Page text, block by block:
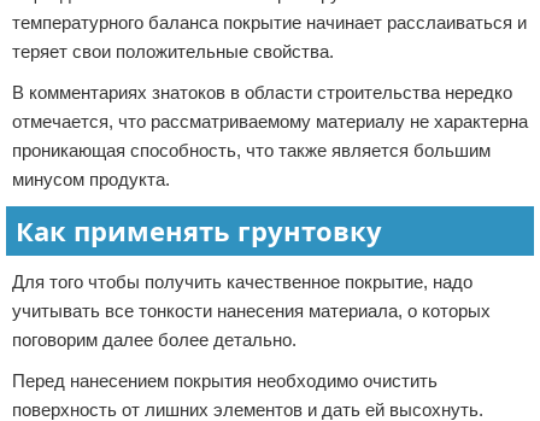
температурного баланса покрытие начинает расслаиваться и
теряет свои положительные свойства.
В комментариях знатоков в области строительства нередко
отмечается, что рассматриваемому материалу не характерна
проникающая способность, что также является большим
минусом продукта.
Как применять грунтовку
Для того чтобы получить качественное покрытие, надо
учитывать все тонкости нанесения материала, о которых
поговорим далее более детально.
Перед нанесением покрытия необходимо очистить
поверхность от лишних элементов и дать ей высохнуть.